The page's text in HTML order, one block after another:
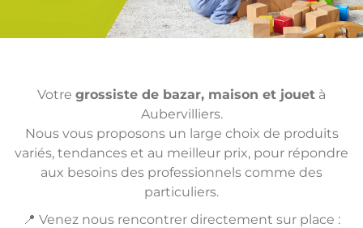
Votre grossiste de bazar, maison et jouet à
Aubervilliers.
Nous vous proposons un large choix de produits
variés, tendances et au meilleur prix, pour répondre
aux besoins des professionnels comme des
particuliers.
📍 Venez nous rencontrer directement sur place :